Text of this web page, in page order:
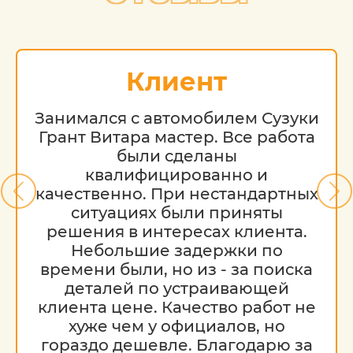
несколько слоев;
лакировка и полировка.
Такое восстановление возможно только
в условиях профессионального
автосервиса, поскольку помимо
специальных знаний, умений,
необходимы оборудованные
помещения, позволяющие обеспечить
оптимальный температурный режим
сушки. Все это на самом высоком уровне
вам предлагает профильный автоцентр
«Детейлингофъ» по наиболее разумным
ценам в Москве.
Обратите внимание на то, что данный
Клиент
Занимался с автомобилем Сузуки
Грант Витара мастер. Все работа
были сделаны
квалифицированно и
качественно. При нестандартных
ситуациях были приняты
решения в интересах клиента.
Небольшие задержки по
времени были, но из - за поиска
деталей по устраивающей
клиента цене. Качество работ не
хуже чем у официалов, но
гораздо дешевле. Благодарю за